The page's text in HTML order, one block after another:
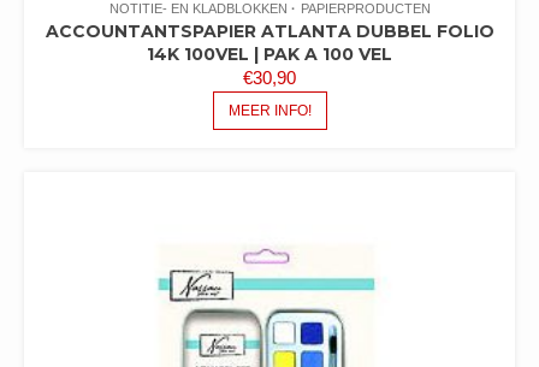
NOTITIE- EN KLADBLOKKEN
PAPIERPRODUCTEN
ACCOUNTANTSPAPIER ATLANTA DUBBEL FOLIO
14K 100VEL | PAK A 100 VEL
€30,90
MEER INFO!